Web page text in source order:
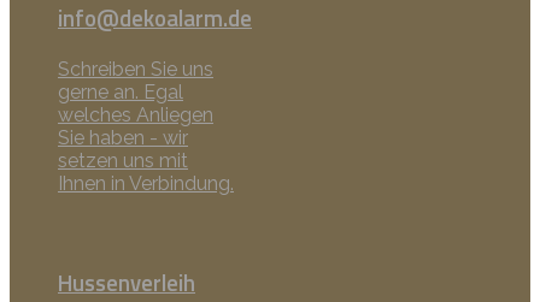
info@dekoalarm.de
Schreiben Sie uns
gerne an. Egal
welches Anliegen
Sie haben - wir
setzen uns mit
Ihnen in Verbindung.
Hussenverleih